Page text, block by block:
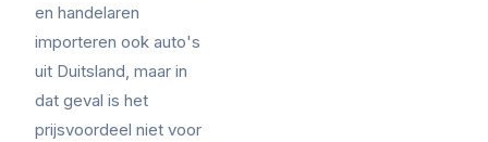
en handelaren
importeren ook auto's
uit Duitsland, maar in
dat geval is het
prijsvoordeel niet voor